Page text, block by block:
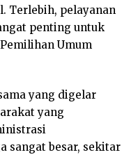
Terlebih, pelayanan
penting untuk
Umum
yang digelar
yang
sangat besar, sekitar